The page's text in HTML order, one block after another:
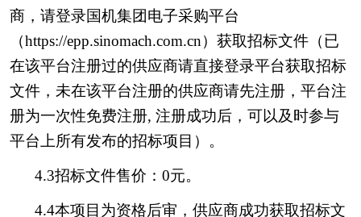
商，请登录国机集团电子采购平台
（https://epp.sinomach.com.cn）获取招标文件（已
在该平台注册过的供应商请直接登录平台获取招标
文件，未在该平台注册的供应商请先注册，平台注
册为一次性免费注册, 注册成功后，可以及时参与
平台上所有发布的招标项目）。
4.3招标文件售价：0元。
4.4本项目为资格后审，供应商成功获取招标文